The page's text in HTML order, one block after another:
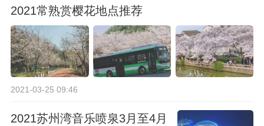
2021常熟赏樱花地点推荐
2021-03-25 09:46
2021苏州湾音乐喷泉3月至4月